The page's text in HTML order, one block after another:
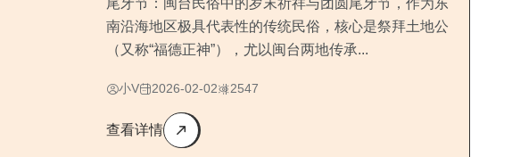
尾牙节：闽台民俗中的岁末祈祥与团圆尾牙节，作为东
南沿海地区极具代表性的传统民俗，核心是祭拜土地公
（又称“福德正神”），尤以闽台两地传承...
小V 2026-02-02 2547
查看详情